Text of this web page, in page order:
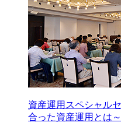
資産運用スペシャル
合った資産運用とは～